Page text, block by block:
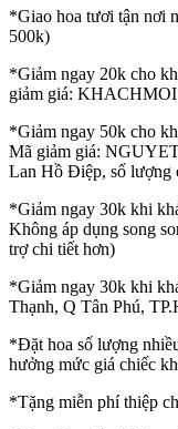
*Giao hoa tươi tận nơi
500k)
*Giảm ngay 20k cho
giảm giá: KHACHMOI
*Giảm ngay 50k cho
Mã giảm giá:
Lan Hồ Điệp, số lượng
*Giảm ngay 30k khi
Không áp dụng song
trợ chi tiết hơn)
*Giảm ngay 30k khi
Thạnh, Q Tân Phú,
*Đặt hoa số lượng
hưởng mức giá chiếc
*Tặng miễn phí thiệp